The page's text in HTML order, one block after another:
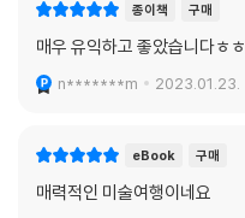
종이책 구매
매우 유익하고 좋았습니다ㅎㅎ
n*******m 2023.01.23.
eBook 구매
매력적인 미술여행이네요